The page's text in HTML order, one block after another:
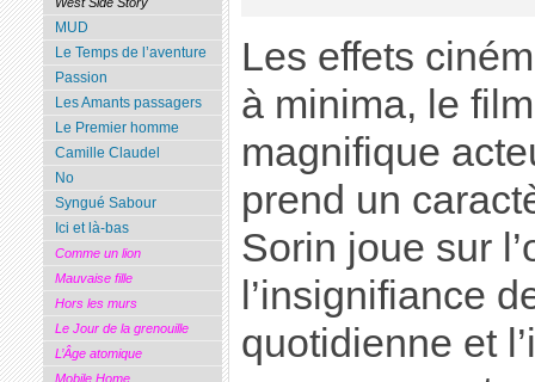
Les effets
à minima, le
magnifique
prend un
Sorin joue sur
l’insignifiance
quotidienne et
MUD
Le Temps de l’aventure
Passion
Les Amants passagers
Le Premier homme
Camille Claudel
No
Syngué Sabour
Ici et là-bas
Comme un lion
Mauvaise fille
Hors les murs
Le Jour de la grenouille
L’Âge atomique
Mobile Home